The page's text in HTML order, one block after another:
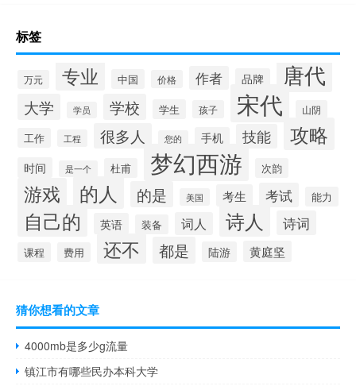
标签
万元 专业 中国 价格 作者 品牌 唐代
大学 学员 学校 学生 孩子 宋代 山阴
工作 工程 很多人 您的 手机 技能 攻略
时间 是一个 杜甫 梦幻西游 次韵
游戏 的人 的是 美国 考生 考试 能力
自己的 英语 装备 词人 诗人 诗词
课程 费用 还不 都是 陆游 黄庭坚
猜你想看的文章
4000mb是多少g流量
镇江市有哪些民办本科大学